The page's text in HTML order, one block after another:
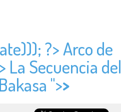
?> Arco de
La Secuencia del
">>